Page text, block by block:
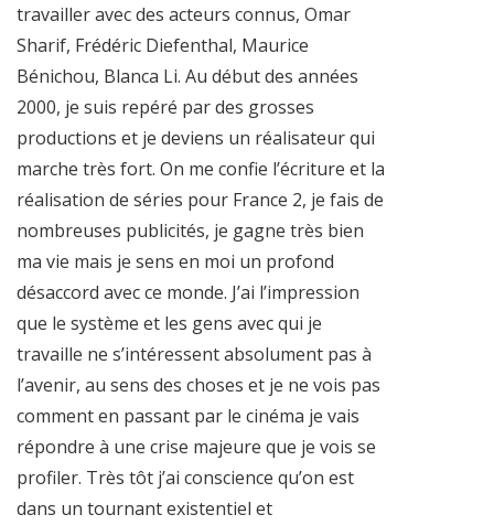
travailler avec des acteurs connus, Omar
Sharif, Frédéric Diefenthal, Maurice
Bénichou, Blanca Li. Au début des années
2000, je suis repéré par des grosses
productions et je deviens un réalisateur qui
marche très fort. On me confie l’écriture et la
réalisation de séries pour France 2, je fais de
nombreuses publicités, je gagne très bien
ma vie mais je sens en moi un profond
désaccord avec ce monde. J’ai l’impression
que le système et les gens avec qui je
travaille ne s’intéressent absolument pas à
l’avenir, au sens des choses et je ne vois pas
comment en passant par le cinéma je vais
répondre à une crise majeure que je vois se
profiler. Très tôt j’ai conscience qu’on est
dans un tournant existentiel et